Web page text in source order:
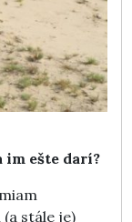
im ešte darí?
stále je)